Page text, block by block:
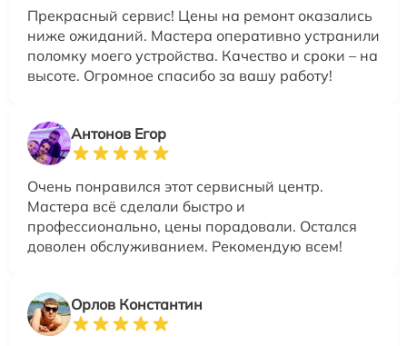
Прекрасный сервис! Цены на ремонт оказались
ниже ожиданий. Мастера оперативно устранили
поломку моего устройства. Качество и сроки – на
высоте. Огромное спасибо за вашу работу!
Антонов Егор
Очень понравился этот сервисный центр.
Мастера всё сделали быстро и
профессионально, цены порадовали. Остался
доволен обслуживанием. Рекомендую всем!
Орлов Константин